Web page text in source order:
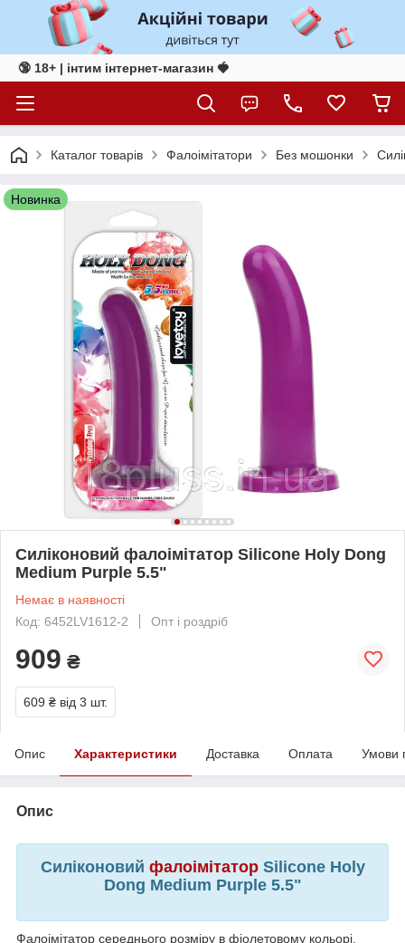
🔞 18+ | інтим інтернет-магазин 🍓
Каталог товарів Фалоімітатори Без мошонки
Новинка
Силіконовий фалоімітатор Silicone Holy Dong
Medium Purple 5.5"
Немає в наявності
Код: 6452LV1612-2
Опт і роздріб
909 ₴
609 ₴ від 3 шт.
Опис Характеристики Доставка Оплата Умови
Опис
Силіконовий фалоімітаторSilicone Holy
Dong Medium Purple 5.5"
Фалоімітатор середнього розміру в фіолетовому кольорі.